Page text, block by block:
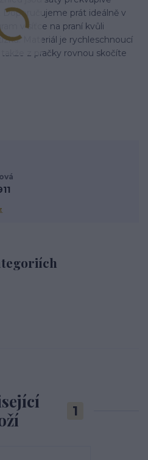
Doporučujeme prát ideálně v
v síťce na praní kvůli
Materiál je rychleschnoucí
z pračky rovnou skočíte
1